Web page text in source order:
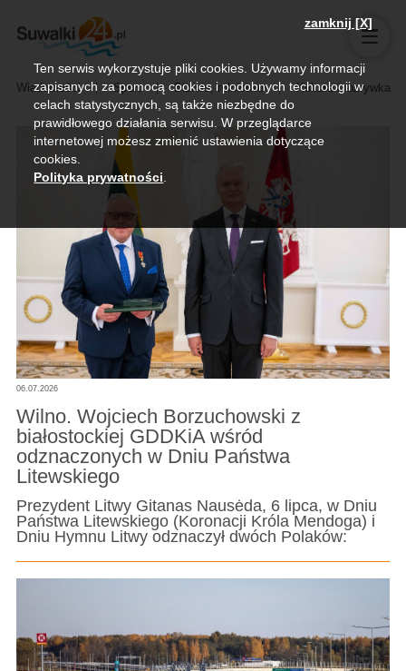
Wiadomości Sport Biznes, rolnictwo Kultura i rozrywka
06.07.2026
Wilno. Wojciech Borzuchowski z
białostockiej GDDKiA wśród
odznaczonych w Dniu Państwa
Litewskiego
Prezydent Litwy Gitanas Nausėda, 6 lipca, w Dniu
Państwa Litewskiego (Koronacji Króla Mendoga) i
Dniu Hymnu Litwy odznaczył dwóch Polaków:
zamknij [X]
Ten serwis wykorzystuje pliki cookies. Używamy informacji
zapisanych za pomocą cookies i podobnych technologii w
celach statystycznych, są także niezbędne do
prawidłowego działania serwisu. W przeglądarce
internetowej możesz zmienić ustawienia dotyczące
cookies.
Polityka prywatności